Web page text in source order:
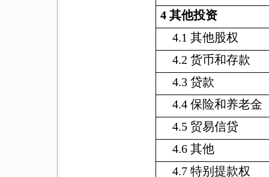
4其他投资
4.1其他股权
4.2货币和存款
4.3贷款
4.4保险和养老金
4.5 贸易信贷
4.6其他
4.7特别提款权